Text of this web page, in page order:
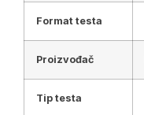
Format testa
Proizvođač
Tip testa